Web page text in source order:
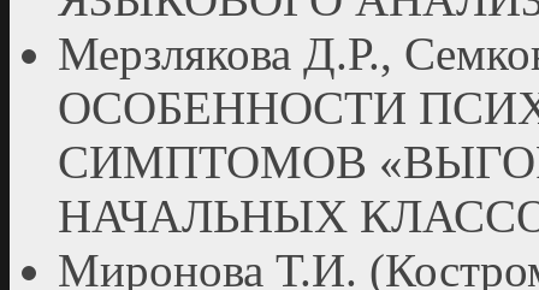
Мерзлякова Д.Р.,
ОСОБЕННОСТИ
СИМПТОМОВ
НАЧАЛЬНЫХ
Миронова Т.И.